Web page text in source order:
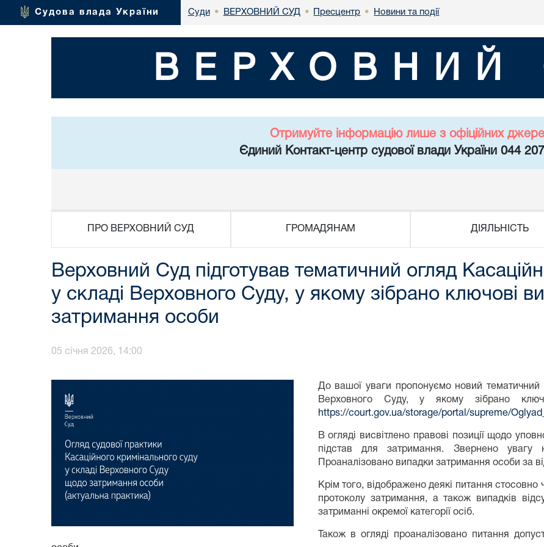
Судова влада України Суди • ВЕРХОВНИЙ СУД • Пресцентр • Новини та події
ВЕРХОВНИЙ
Отримуйте інформацію лише з офіційних
Єдиний Контакт-центр судової влади України 044
ПРО ВЕРХОВНИЙ СУД ГРОМАДЯНАМ ДІЯЛЬНІСТЬ
Верховний Суд підготував тематичний огляд
у складі Верховного Суду, у якому зібрано ключові
затримання особи
05 січня 2026, 14:00
До вашої уваги пропонуємо новий тематичний
Верховного Суду, у якому зібрано
https://court.gov.ua/storage/portal/supreme/
В огляді висвітлено правові позиції щодо
підстав для затримання. Звернено увагу
Проаналізовано випадки затримання особи за
Крім того, відображено деякі питання
протоколу затримання, а також випадків
затриманні окремої категорії осіб.
Також в огляді проаналізовано питання